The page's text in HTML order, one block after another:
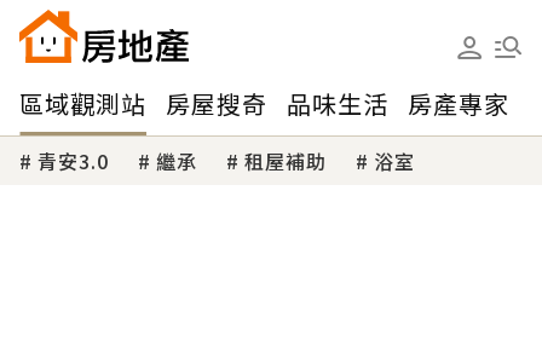
區域觀測站 房屋搜奇 品味生活 房產專家
青安3.0 繼承 租屋補助 浴室